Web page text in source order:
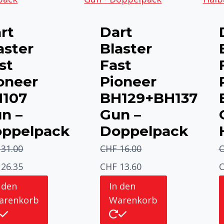
–
26.35Aktueller
ist:
Dart
Blaster
Fast
Pioneer
BH129+BH137
Gun –
Doppelpack
CHF16.00
Ursprünglicher
Preis
war:
CHF 16.00
CHF 13.60Aktueller
ist:
In den
Warenkorb